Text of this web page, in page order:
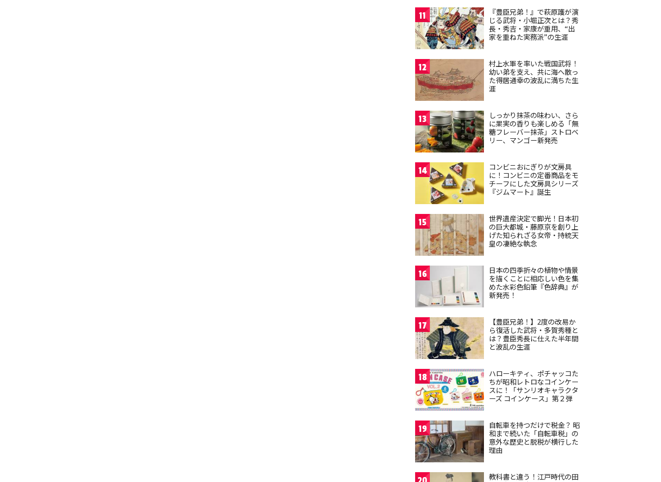
11
『豊臣兄弟！』で萩原護が演
じる武将・小堀正次とは？秀
長・秀吉・家康が重用、“出
家を重ねた実務派”の生涯
12
村上水軍を率いた戦国武将！
幼い弟を支え、共に海へ散っ
た得居通幸の波乱に満ちた生
涯
13
しっかり抹茶の味わい、さら
に果実の香りも楽しめる「無
糖フレーバー抹茶」ストロベ
リー、マンゴー新発売
14
コンビニおにぎりが文房具
に！コンビニの定番商品をモ
チーフにした文房具シリーズ
『ジムマート』誕生
15
世界遺産決定で脚光！日本初
の巨大都城・藤原京を創り上
げた知られざる女帝・持統天
皇の凄絶な執念
16
日本の四季折々の植物や情景
を描くことに相応しい色を集
めた水彩色鉛筆『色辞典』が
新発売！
17
【豊臣兄弟！】2度の改易か
ら復活した武将・多賀秀種と
は？豊臣秀長に仕えた半年間
と波乱の生涯
18
ハローキティ、ポチャッコた
ちが昭和レトロなコインケー
スに！「サンリオキャラクタ
ーズ コインケース」第２弾
19
自転車を持つだけで税金？ 昭
和まで続いた「自転車税」の
意外な歴史と脱税が横行した
理由
教科書と違う！江戸時代の田